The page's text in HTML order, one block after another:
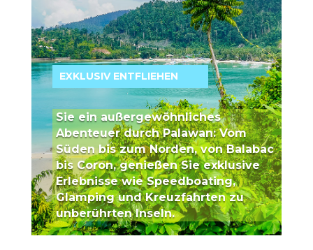
EXKLUSIV ENTFLIEHEN
Sie ein außergewöhnliches
Abenteuer durch Palawan: Vom
Süden bis zum Norden, von Balabac
bis Coron, genießen Sie exklusive
Erlebnisse wie Speedboating,
Glamping und Kreuzfahrten zu
unberührten Inseln.